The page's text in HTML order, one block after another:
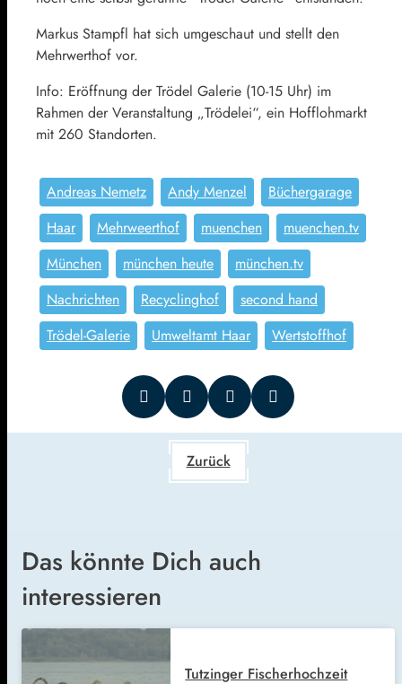
Markus Stampfl hat sich umgeschaut und stellt den
Mehrwerthof vor.
Info: Eröffnung der Trödel Galerie (10-15 Uhr) im
Rahmen der Veranstaltung „Trödelei“, ein Hofflohmarkt
mit 260 Standorten.
Andreas Nemetz Andy Menzel
Büchergarage
Haar
Mehrweerthof muenchen
muenchen.tv
München
münchen heute
münchen.tv
Nachrichten
Recyclinghof
second hand
Trödel-Galerie
Umweltamt Haar Wertstoffhof
Zurück
Das könnte Dich auch
interessieren
Tutzinger Fischerhochzeit